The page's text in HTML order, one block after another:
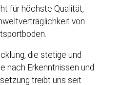
für höchste Qualität,
von
die stetige und
nach Erkenntnissen und
treibt uns seit